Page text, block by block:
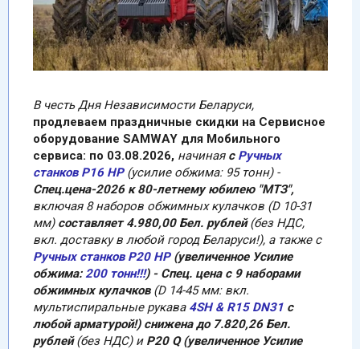
В честь Дня Независимости Беларуси,
продлеваем праздничные скидки на Сервисное
оборудование SAMWAY для Мобильного
сервиса: по 03.08.2026, начиная с Ручных
станков P16 HP (усилие обжима: 95 тонн) -
Спец.цена-2026 к 80-летнему юбилею "МТЗ",
включая 8 наборов обжимных кулачков (D 10-31
мм) составляет 4.980,00 Бел. рублей(без НДС,
вкл. доставку в любой город Беларуси!), а также с
Ручных станков P20 HP (увеличенное Усилие
обжима:200 тонн!!!) - Спец. цена с 9 наборами
обжимных кулачков (D 14-45 мм: вкл.
мультиспиральные рукава 4SH & R15 DN31 с
любой арматурой!)снижена до 7.820,26 Бел.
рублей(без НДС) иP20 Q (увеличенное Усилие